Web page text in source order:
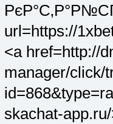
url=https://
<a href=http://
manager/click/
skachat-